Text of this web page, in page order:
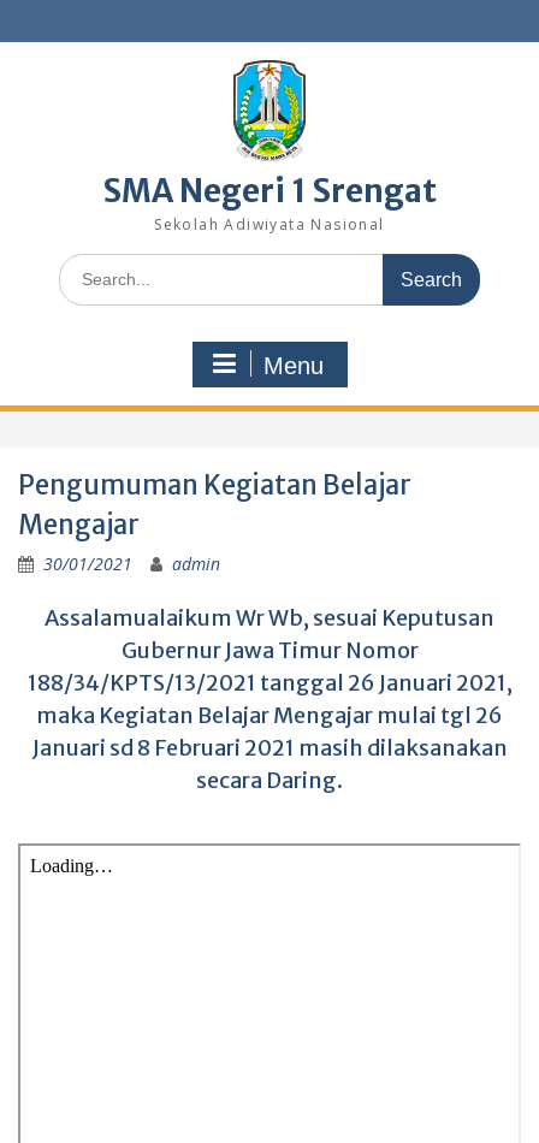
to
SMA Negeri 1 Srengat
Sekolah Adiwiyata Nasional
Search
for:
Menu
Pengumuman Kegiatan Belajar
Mengajar
30/01/2021 admin
Assalamualaikum Wr Wb, sesuai Keputusan
Gubernur Jawa Timur Nomor
188/34/KPTS/13/2021 tanggal 26 Januari 2021,
maka Kegiatan Belajar Mengajar mulai tgl 26
Januari sd 8 Februari 2021 masih dilaksanakan
secara Daring.